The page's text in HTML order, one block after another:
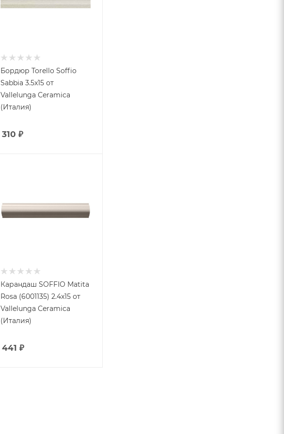
Бордюр Torello Soffio
Sabbia 3.5x15 от
Vallelunga Ceramica
(Италия)
310 ₽
Карандаш SOFFIO Matita
Rosa (6001135) 2.4x15 от
Vallelunga Ceramica
(Италия)
441 ₽